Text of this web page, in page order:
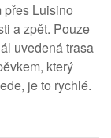
přes Luisino
a zpět. Pouze
uvedená trasa
který
je to rychlé.